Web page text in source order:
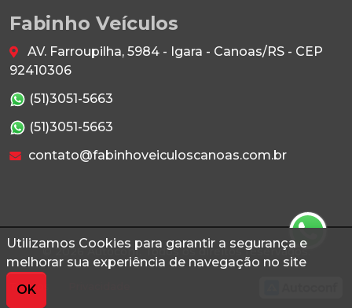
Utilizamos Cookies para garantir a segurança e
melhorar sua experiência de navegação no site
OK
Fabinho Veículos
AV. Farroupilha, 5984 - Igara - Canoas/RS - CEP
92410306
(51)3051-5663
(51)3051-5663
contato@fabinhoveiculoscanoas.com.br
© 2026 Autoconf. Todos os direitos reservados.
Termos